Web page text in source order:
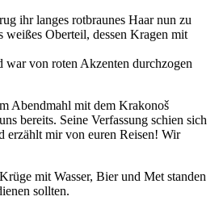
ihr langes rotbraunes Haar nun zu
Oberteil, dessen Kragen mit
war von roten Akzenten durchzogen
Abendmahl mit dem Krakonoš
bereits. Seine Verfassung schien sich
erzählt mir von euren Reisen! Wir
mit Wasser, Bier und Met standen
sollten.